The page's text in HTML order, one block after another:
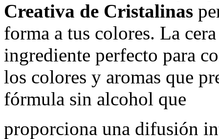
Creativa de Cristalinas
forma a tus colores. La
ingrediente perfecto para
los colores y aromas que
fórmula sin alcohol que
proporciona una difusión